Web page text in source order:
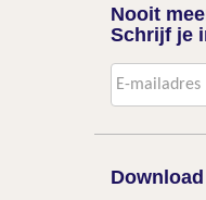
Nooit
Schrijf je